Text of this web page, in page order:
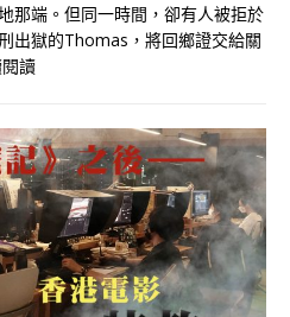
那端。但同一時間，卻有人被拒於
出獄的Thomas，將回鄉證交給關
讀